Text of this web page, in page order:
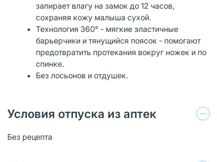
запирает влагу на замок до 12 часов,
сохраняя кожу малыша сухой.
Технология 360° - мягкие эластичные
барьерчики и тянущийся поясок - помогают
предотвратить протекания вокруг ножек и по
спинке.
Без лосьонов и отдушек.
Условия отпуска из аптек
Без рецепта